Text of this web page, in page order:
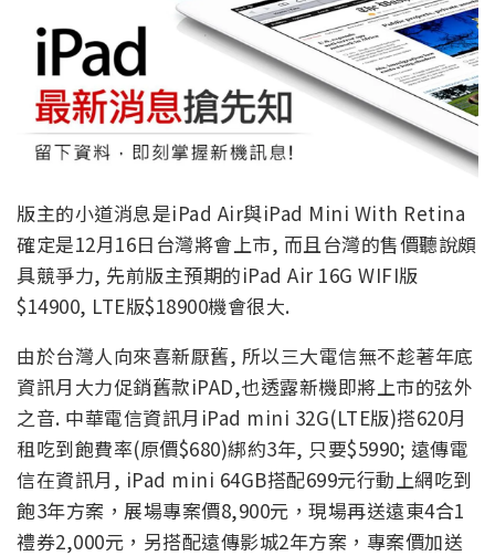
版主的小道消息是iPad Air與iPad Mini With Retina
確定是12月16日台灣將會上市, 而且台灣的售價聽說頗
具競爭力, 先前版主預期的iPad Air 16G WIFI版
$14900, LTE版$18900機會很大.
由於台灣人向來喜新厭舊, 所以三大電信無不趁著年底
資訊月大力促銷舊款iPAD,也透露新機即將上市的弦外
之音. 中華電信資訊月iPad mini 32G(LTE版)搭620月
租吃到飽費率(原價$680)綁約3年, 只要$5990; 遠傳電
信在資訊月, iPad mini 64GB搭配699元行動上網吃到
飽3年方案，展場專案價8,900元，現場再送遠東4合1
禮券2,000元，另搭配遠傳影城2年方案，專案價加送